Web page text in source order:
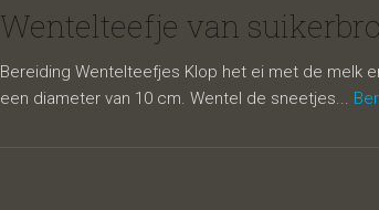
Wentelteefje van
Bereiding Wentelteefjes Klop het ei met de melk
een diameter van 10 cm. Wentel de sneetjes...